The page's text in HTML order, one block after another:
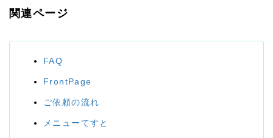
関連ページ
FAQ
FrontPage
ご依頼の流れ
メニューてすと